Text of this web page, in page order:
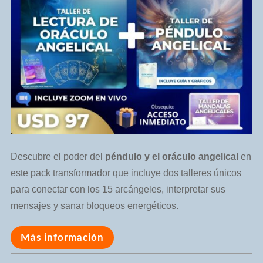
Descubre el poder del péndulo y el oráculo angelical en
este pack transformador que incluye dos talleres únicos
para conectar con los 15 arcángeles, interpretar sus
mensajes y sanar bloqueos energéticos.
Más información